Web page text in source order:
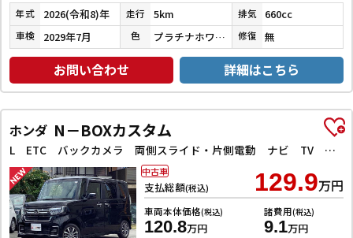
年式 2026(令和8)年 走行 5km 排気 660cc
車検 2029年7月 色 プラチナホワイトパール 修復 無
お問い合わせ 詳細はこちら
ホンダ N－BOXカスタム
L ETC バックカメラ 両側スライド・片側電動 ナビ TV クリアランスソナー オートクルーズコントロール レーンアシスト 衝突被害軽減システム オートライト LEDヘッドランプ
支払総額(税込) 129.9万円
車両本体価格(税込)
120.8万円
諸費用(税込)
9.1万円
中古車